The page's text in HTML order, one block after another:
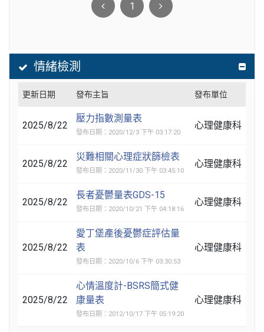
1
情緒檢測
更新日期 發布主旨 發布單位
2025/8/22
壓力指數測量表
發布日期：2020/12/3 下午 03:17:20
心理健康科
2025/8/22
災難相關心理症狀篩檢表
發布日期：2020/11/30 下午 03:45:10
心理健康科
2025/8/22
長者憂鬱量表GDS-15
發布日期：2020/10/21 下午 04:18:16
心理健康科
2025/8/22
愛丁堡產後憂鬱症評估量
表
發布日期：2020/10/6 下午 03:30:53
心理健康科
2025/8/22
心情溫度計-BSRS簡式健
康量表
發布日期：2012/10/17 下午 05:19:20
心理健康科